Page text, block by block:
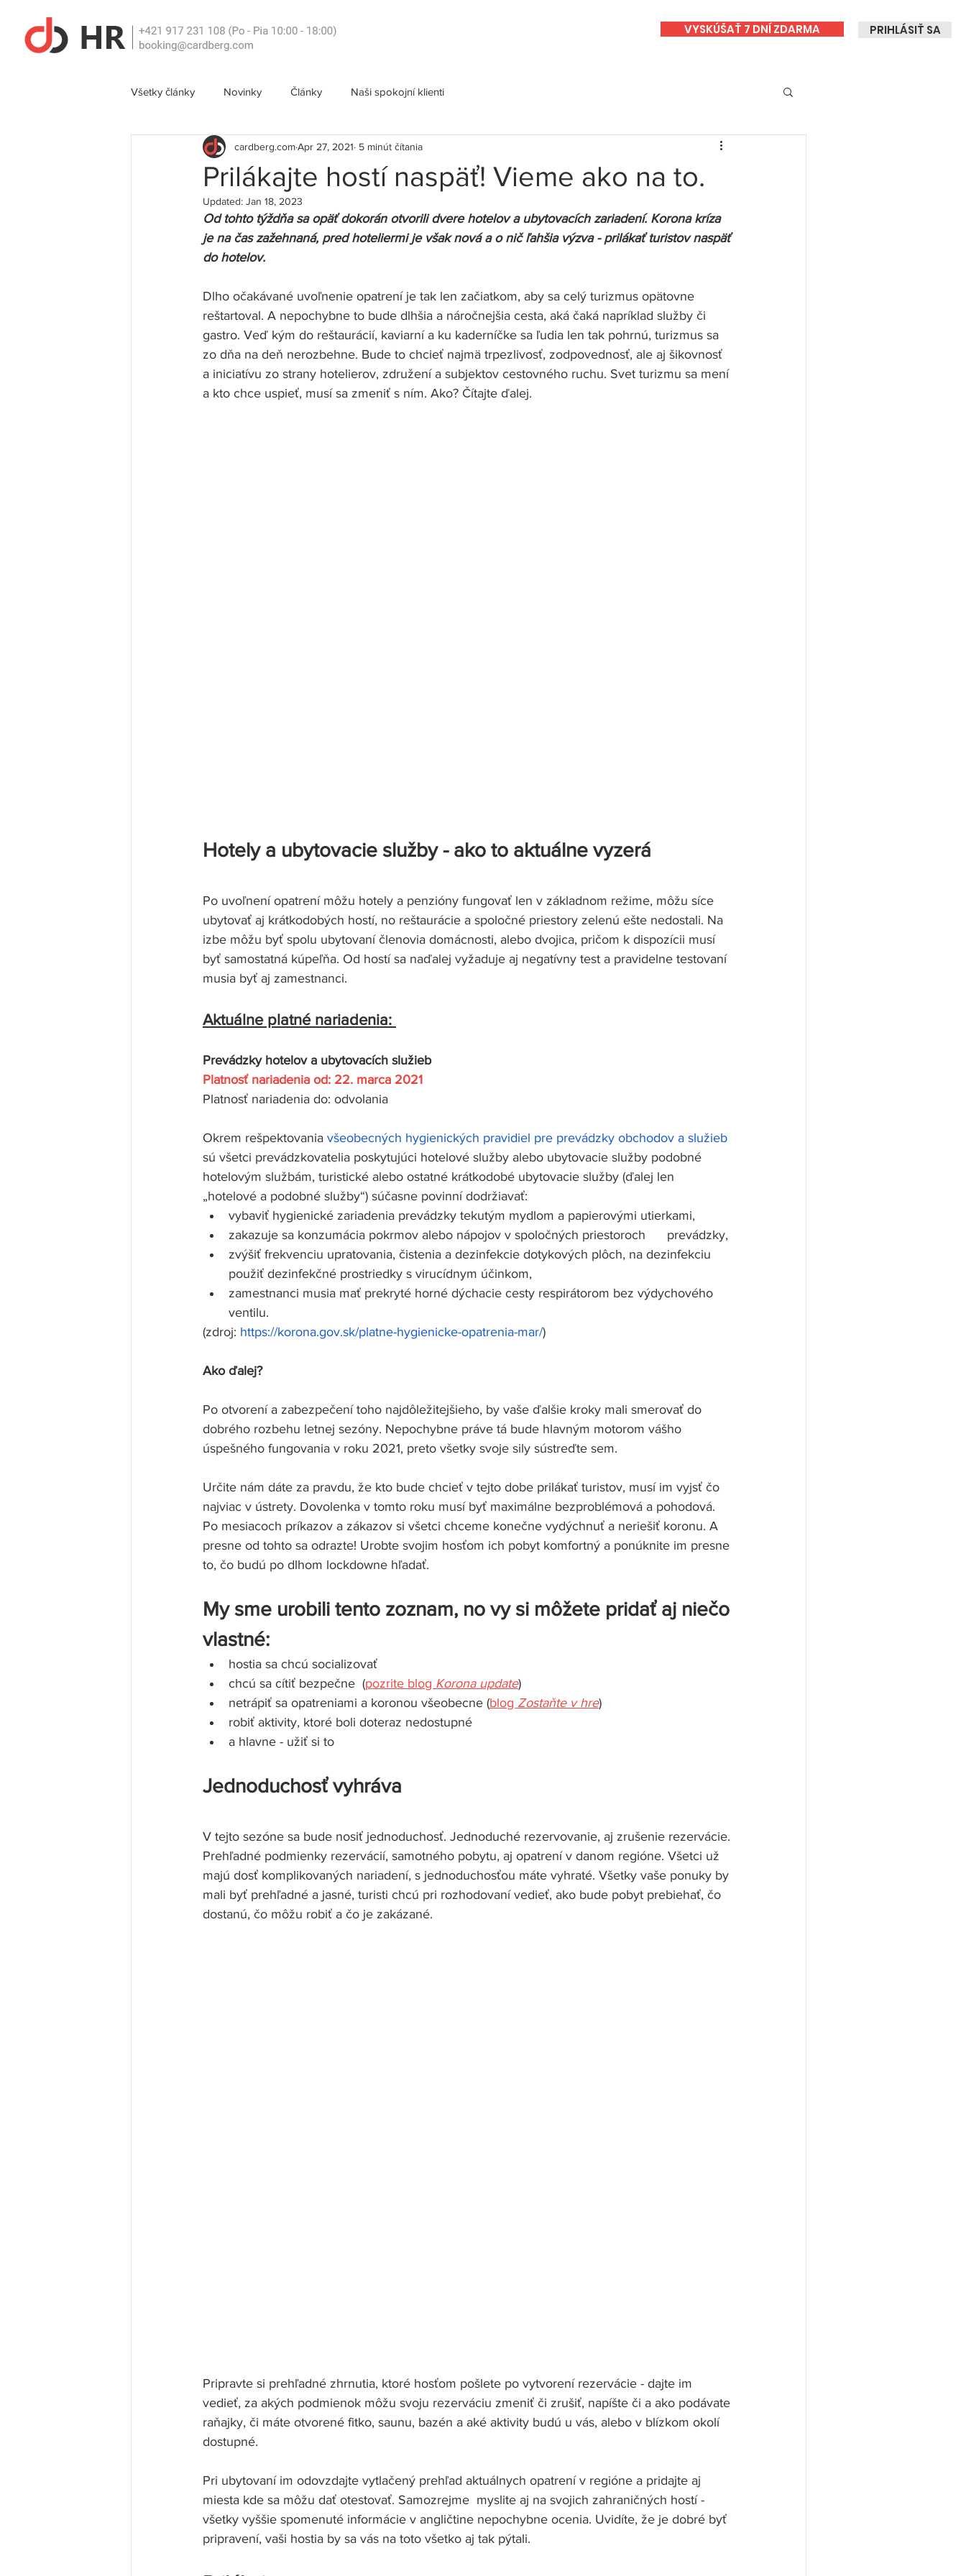
VYSKÚŠAŤ 7 DNÍ ZDARMA PRIHLÁSIŤ SA
Všetky články Novinky Články Naši spokojní klienti
Prilákajte hostí naspäť! Vieme ako na to.
cardberg.comApr 27, 2021 5 minút čítania
Updated: Jan 18, 2023
Od tohto týždňa sa opäť dokorán otvorili dvere hotelov a ubytovacích zariadení. Korona kríza
je na čas zažehnaná, pred hoteliermi je však nová a o nič ľahšia výzva - prilákať turistov naspäť
do hotelov.
Dlho očakávané uvoľnenie opatrení je tak len začiatkom, aby sa celý turizmus opätovne
reštartoval. A nepochybne to bude dlhšia a náročnejšia cesta, aká čaká napríklad služby či
gastro. Veď kým do reštaurácií, kaviarní a ku kaderníčke sa ľudia len tak pohrnú, turizmus sa
zo dňa na deň nerozbehne. Bude to chcieť najmä trpezlivosť, zodpovednosť, ale aj šikovnosť
a iniciatívu zo strany hotelierov, združení a subjektov cestovného ruchu. Svet turizmu sa mení
a kto chce uspieť, musí sa zmeniť s ním. Ako? Čítajte ďalej.
Hotely a ubytovacie služby - ako to aktuálne vyzerá
Po uvoľnení opatrení môžu hotely a penzióny fungovať len v základnom režime, môžu síce
ubytovať aj krátkodobých hostí, no reštaurácie a spoločné priestory zelenú ešte nedostali. Na
izbe môžu byť spolu ubytovaní členovia domácnosti, alebo dvojica, pričom k dispozícii musí
byť samostatná kúpeľňa. Od hostí sa naďalej vyžaduje aj negatívny test a pravidelne testovaní
musia byť aj zamestnanci.
Aktuálne platné nariadenia:
Prevádzky hotelov a ubytovacích služieb
Platnosť nariadenia od: 22. marca 2021
Platnosť nariadenia do: odvolania
Okrem rešpektovania všeobecných hygienických pravidiel pre prevádzky obchodov a služieb
sú všetci prevádzkovatelia poskytujúci hotelové služby alebo ubytovacie služby podobné
hotelovým službám, turistické alebo ostatné krátkodobé ubytovacie služby (ďalej len
„hotelové a podobné služby“) súčasne povinní dodržiavať:
vybaviť hygienické zariadenia prevádzky tekutým mydlom a papierovými utierkami,
zakazuje sa konzumácia pokrmov alebo nápojov v spoločných priestoroch      prevádzky,
zvýšiť frekvenciu upratovania, čistenia a dezinfekcie dotykových plôch, na dezinfekciu
použiť dezinfekčné prostriedky s virucídnym účinkom,
zamestnanci musia mať prekryté horné dýchacie cesty respirátorom bez výdychového
ventilu.
(zdroj: https://korona.gov.sk/platne-hygienicke-opatrenia-mar/)
Ako ďalej?
Po otvorení a zabezpečení toho najdôležitejšieho, by vaše ďalšie kroky mali smerovať do
dobrého rozbehu letnej sezóny. Nepochybne práve tá bude hlavným motorom vášho
úspešného fungovania v roku 2021, preto všetky svoje sily sústreďte sem.
Určite nám dáte za pravdu, že kto bude chcieť v tejto dobe prilákať turistov, musí im vyjsť čo
najviac v ústrety. Dovolenka v tomto roku musí byť maximálne bezproblémová a pohodová.
Po mesiacoch príkazov a zákazov si všetci chceme konečne vydýchnuť a neriešiť koronu. A
presne od tohto sa odrazte! Urobte svojim hosťom ich pobyt komfortný a ponúknite im presne
to, čo budú po dlhom lockdowne hľadať.
My sme urobili tento zoznam, no vy si môžete pridať aj niečo
vlastné:
hostia sa chcú socializovať
chcú sa cítiť bezpečne  (pozrite blog Korona update)
netrápiť sa opatreniami a koronou všeobecne (blog Zostaňte v hre)
robiť aktivity, ktoré boli doteraz nedostupné
a hlavne - užiť si to
Jednoduchosť vyhráva
V tejto sezóne sa bude nosiť jednoduchosť. Jednoduché rezervovanie, aj zrušenie rezervácie.
Prehľadné podmienky rezervácií, samotného pobytu, aj opatrení v danom regióne. Všetci už
majú dosť komplikovaných nariadení, s jednoduchosťou máte vyhraté. Všetky vaše ponuky by
mali byť prehľadné a jasné, turisti chcú pri rozhodovaní vedieť, ako bude pobyt prebiehať, čo
dostanú, čo môžu robiť a čo je zakázané.
Pripravte si prehľadné zhrnutia, ktoré hosťom pošlete po vytvorení rezervácie - dajte im
vedieť, za akých podmienok môžu svoju rezerváciu zmeniť či zrušiť, napíšte či a ako podávate
raňajky, či máte otvorené fitko, saunu, bazén a aké aktivity budú u vás, alebo v blízkom okolí
dostupné.
Pri ubytovaní im odovzdajte vytlačený prehľad aktuálnych opatrení v regióne a pridajte aj
miesta kde sa môžu dať otestovať. Samozrejme  myslite aj na svojich zahraničných hostí -
všetky vyššie spomenuté informácie v angličtine nepochybne ocenia. Uvidíte, že je dobré byť
pripravení, vaši hostia by sa vás na toto všetko aj tak pýtali.